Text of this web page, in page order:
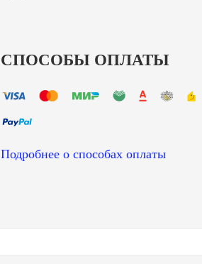
СПОСОБЫ ОПЛАТЫ
Подробнее о способах оплаты